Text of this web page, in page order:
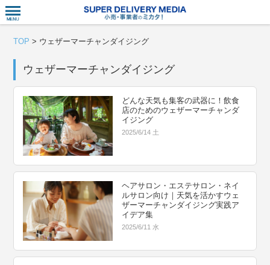
TOP > ウェザーマーチャンダイジング
ウェザーマーチャンダイジング
どんな天気も集客の武器に！飲食
店のためのウェザーマーチャンダ
イジング
2025/6/14 土
ヘアサロン・エステサロン・ネイ
ルサロン向け｜天気を活かすウェ
ザーマーチャンダイジング実践ア
イデア集
2025/6/11 水